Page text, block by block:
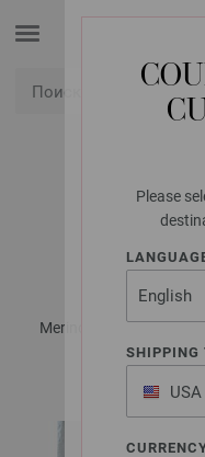
Please
SHIPPING
of
Merino Edition No. 2 -